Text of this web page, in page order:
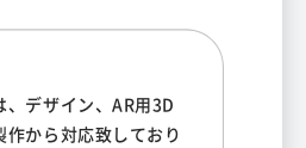
、デザイン、AR用3D
作から対応致しており